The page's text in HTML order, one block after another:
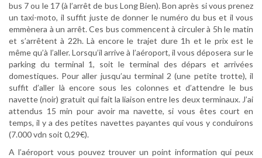
bus 7 ou le 17 (à l’arrêt de bus Long Bien). Bon après si vous prenez
un taxi-moto, il suffit juste de donner le numéro du bus et il vous
emmènera à un arrêt. Ces bus commencent à circuler à 5h le matin
et s’arrêtent à 22h. Là encore le trajet dure 1h et le prix est le
même qu’à l’aller. Lorsqu’il arrive à l’aéroport, il vous déposera sur le
parking du terminal 1, soit le terminal des dépars et arrivées
domestiques. Pour aller jusqu’au terminal 2 (une petite trotte), il
suffit d’aller là encore sous les colonnes et d’attendre le bus
navette (noir) gratuit qui fait la liaison entre les deux terminaux. J’ai
attendus 15 min pour avoir ma navette, si vous êtes court en
temps, il y a des petites navettes payantes qui vous y conduirons
(7.000 vdn soit 0,29€).
A l’aéroport vous pouvez trouver un point information qui peux